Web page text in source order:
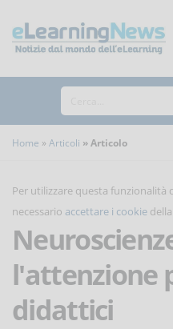
Home Articoli Articolo
Per utilizzare questa funzionalità
necessario accettare i cookie
l'attenzione
didattici